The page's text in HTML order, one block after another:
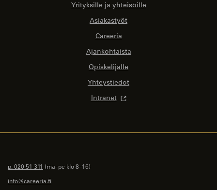
Yrityksille ja yhteisöille
Asiakastyöt
Careeria
Ajankohtaista
Opiskelijalle
Yhteystiedot
Intranet
p. 020 51 311 (ma–pe klo 8–16)
info@careeria.fi